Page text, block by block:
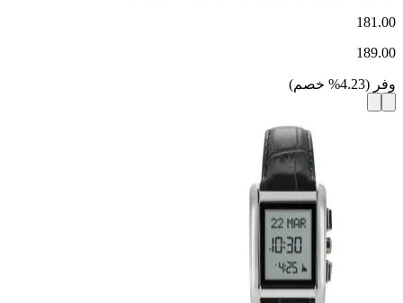
181.00
189.00
وفر (
4.23
% خصم)